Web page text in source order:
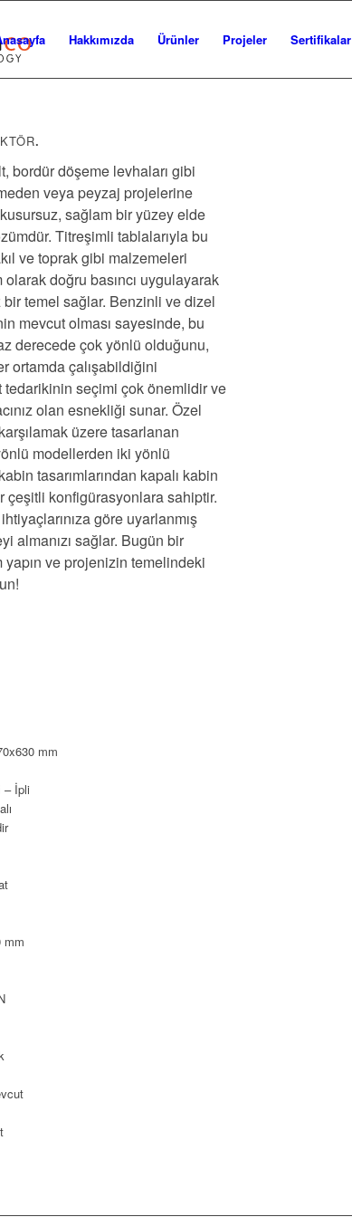
Hakkımızda Ürünler Projeler Sertifikalar
.
bordür döşeme levhaları gibi
veya peyzaj projelerine
sağlam bir yüzey elde
Titreşimli tablalarıyla bu
ve toprak gibi malzemeleri
olarak doğru basıncı uygulayarak
temel sağlar. Benzinli ve dizel
mevcut olması sayesinde, bu
derecede çok yönlü olduğunu,
ortamda çalışabildiğini
tedarikinin seçimi çok önemlidir ve
olan esnekliği sunar. Özel
üzere tasarlanan
modellerden iki yönlü
tasarımlarından kapalı kabin
çeşitli konfigürasyonlara sahiptir.
göre uyarlanmış
almanızı sağlar. Bugün bir
yapın ve projenizin temelindeki
mm
– İpli
mm